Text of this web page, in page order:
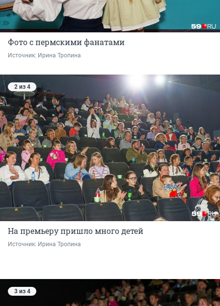
Фото с пермскими фанатами
Источник: Ирина Тропина
2 из 4
На премьеру пришло много детей
Источник: Ирина Тропина
3 из 4